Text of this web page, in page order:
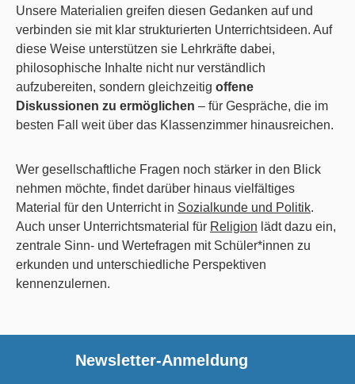
Unsere Materialien greifen diesen Gedanken auf und
verbinden sie mit klar strukturierten Unterrichtsideen. Auf
diese Weise unterstützen sie Lehrkräfte dabei,
philosophische Inhalte nicht nur verständlich
aufzubereiten, sondern gleichzeitig offene
Diskussionen zu ermöglichen – für Gespräche, die im
besten Fall weit über das Klassenzimmer hinausreichen.
Wer gesellschaftliche Fragen noch stärker in den Blick
nehmen möchte, findet darüber hinaus vielfältiges
Material für den Unterricht in Sozialkunde und Politik.
Auch unser Unterrichtsmaterial für Religion lädt dazu ein,
zentrale Sinn- und Wertefragen mit Schüler*innen zu
erkunden und unterschiedliche Perspektiven
kennenzulernen.
Newsletter-Anmeldung